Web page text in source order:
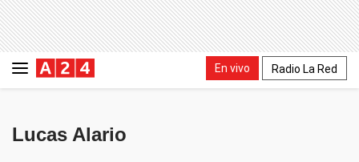
En vivo Radio La Red
Lucas Alario